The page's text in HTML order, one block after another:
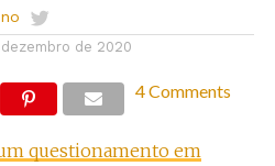
de 2020
4 Comments
questionamento em